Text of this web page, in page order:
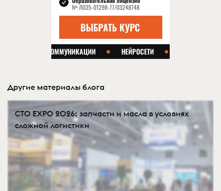
Другие материалы блога
СTO EXPO 2026: запчасти и масла в условиях
сложной логистики